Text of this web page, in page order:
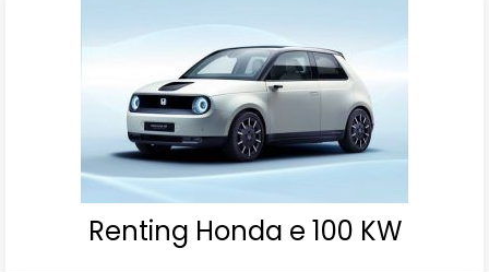
Renting Honda e 100 KW